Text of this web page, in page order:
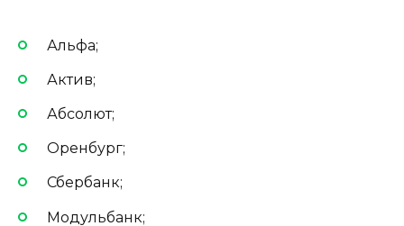
Альфа;
Актив;
Абсолют;
Оренбург;
Сбербанк;
Модульбанк;